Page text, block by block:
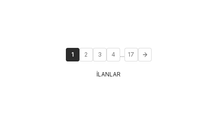
1 2 3 4 ... 17
İLANLAR